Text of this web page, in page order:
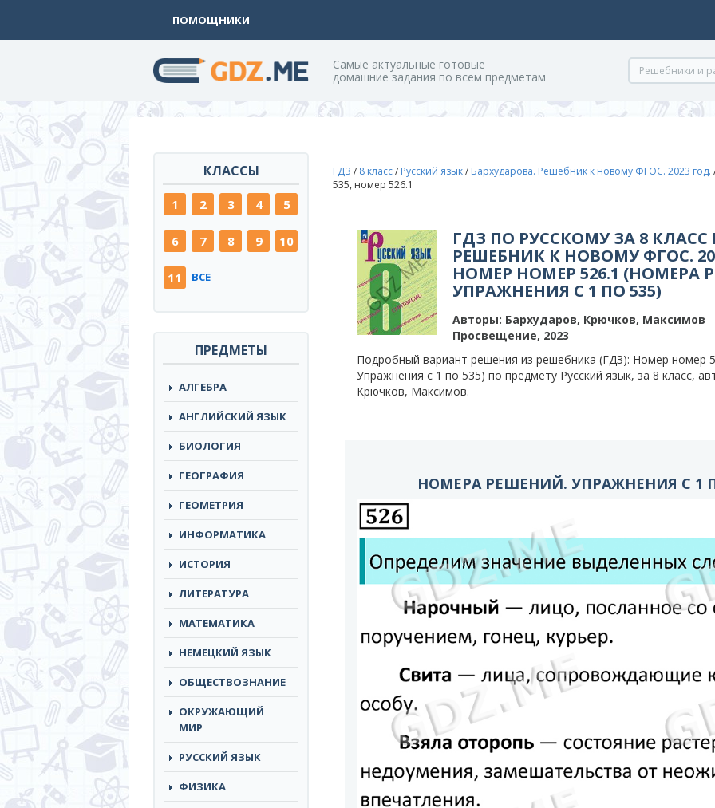
ПОМОЩНИКИ
Cамые актуальные готовые
домашние задания по всем предметам
КЛАССЫ
1 2 3 4 5
6 7 8 9 10
11 ВСЕ
ПРЕДМЕТЫ
АЛГЕБРА
АНГЛИЙСКИЙ ЯЗЫК
БИОЛОГИЯ
ГЕОГРАФИЯ
ГЕОМЕТРИЯ
ИНФОРМАТИКА
ИСТОРИЯ
ЛИТЕРАТУРА
МАТЕМАТИКА
НЕМЕЦКИЙ ЯЗЫК
ОБЩЕСТВОЗНАНИЕ
ОКРУЖАЮЩИЙ
МИР
РУССКИЙ ЯЗЫК
ФИЗИКА
ГДЗ / 8 класс/ Русский язык/ Бархударова. Решебник к новому ФГОС. 2023 год.
535, номер 526.1
ГДЗ ПО РУССКОМУ ЗА 8
РЕШЕБНИК К НОВОМУ ФГОС.
НОМЕР НОМЕР 526.1 (НОМЕРА
УПРАЖНЕНИЯ С 1 ПО 535)
Авторы: Бархударов, Крючков, Максимов
Просвещение, 2023
Подробный вариант решения из решебника (ГДЗ): Номер
Упражнения с 1 по 535) по предмету Русский язык, за 8 класс,
Крючков, Максимов.
НОМЕРА РЕШЕНИЙ. УПРАЖНЕНИЯ С 1